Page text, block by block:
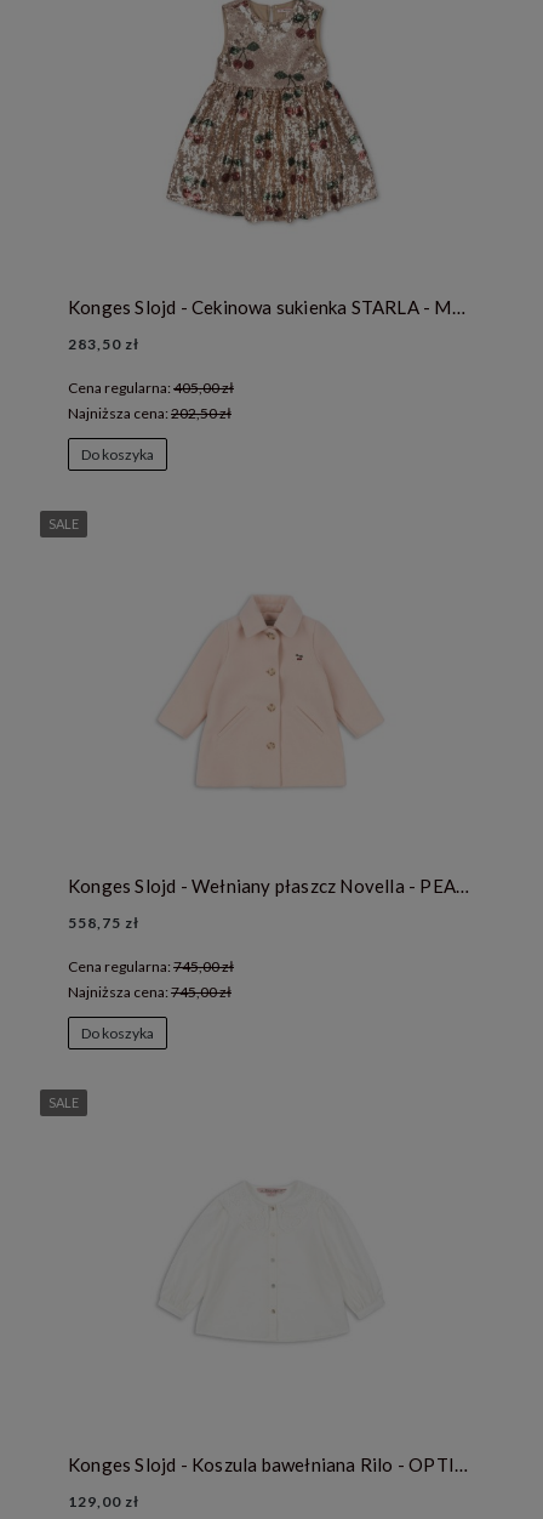
Konges Slojd - Cekinowa sukienka STARLA - MA GRANDE CERISE
283,50 zł
Cena regularna: 405,00 zł
Najniższa cena: 202,50 zł
Do koszyka
Konges Slojd - Wełniany płaszcz Novella - PEACH WHIP
558,75 zł
Cena regularna: 745,00 zł
Najniższa cena: 745,00 zł
Do koszyka
SALE
Konges Slojd - Koszula bawełniana Rilo - OPTIC WHITE
129,00 zł
SALE